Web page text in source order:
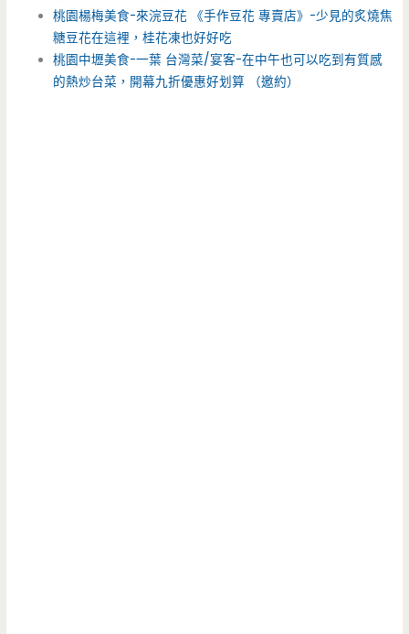
桃園楊梅美食-來浣豆花 《手作豆花 專賣店》-少見的炙燒焦
糖豆花在這裡，桂花凍也好好吃
桃園中壢美食-一葉 台灣菜/宴客-在中午也可以吃到有質感
的熱炒台菜，開幕九折優惠好划算 （邀約）